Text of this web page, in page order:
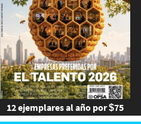
12 ejemplares al año por $75